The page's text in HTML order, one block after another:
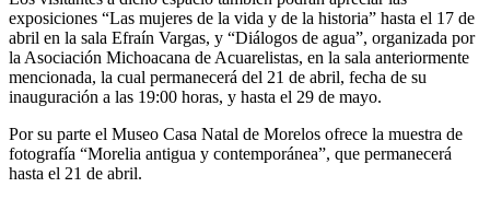
exposiciones “Las mujeres de la vida y de la historia” hasta el 17 de
abril en la sala Efraín Vargas, y “Diálogos de agua”, organizada por
la Asociación Michoacana de Acuarelistas, en la sala anteriormente
mencionada, la cual permanecerá del 21 de abril, fecha de su
inauguración a las 19:00 horas, y hasta el 29 de mayo.
Por su parte el Museo Casa Natal de Morelos ofrece la muestra de
fotografía “Morelia antigua y contemporánea”, que permanecerá
hasta el 21 de abril.